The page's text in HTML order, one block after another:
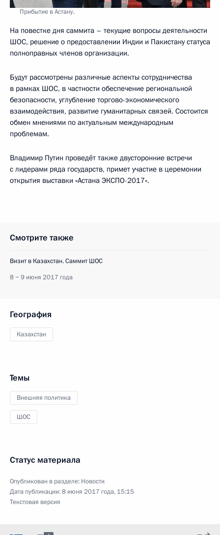
Прибытие в Астану.
На повестке дня саммита – текущие вопросы деятельности
ШОС, решение о предоставлении Индии и Пакистану статуса
полноправных членов организации.
Будут рассмотрены различные аспекты сотрудничества
в рамках ШОС, в частности обеспечение региональной
безопасности, углубление торгово-экономического
взаимодействия, развитие гуманитарных связей. Состоится
обмен мнениями по актуальным международным
проблемам.
Владимир Путин проведёт также двусторонние встречи
с лидерами ряда государств, примет участие в церемонии
открытия выставки «Астана ЭКСПО-2017».
Смотрите также
Визит в Казахстан. Саммит ШОС
8 − 9 июня 2017 года
География
Казахстан
Темы
Внешняя политика
ШОС
Статус материала
Опубликован в разделе: Новости
Дата публикации:8 июня 2017 года, 15:15
Текстовая версия